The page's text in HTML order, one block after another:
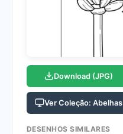
Download (JPG)
Ver Coleção: Abelhas
DESENHOS SIMILARES